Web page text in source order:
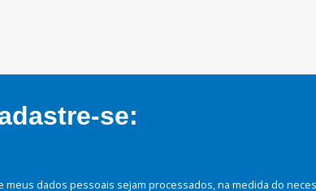
se:
dados pessoais sejam processados, na medida do